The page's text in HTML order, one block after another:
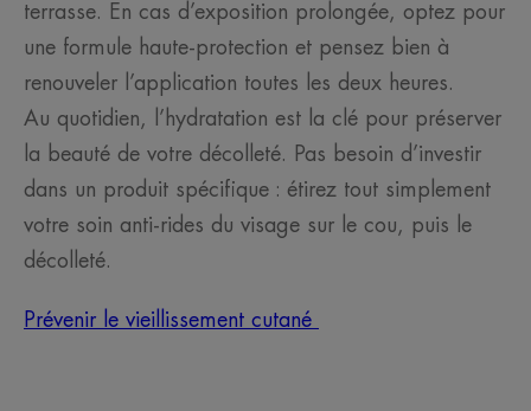
terrasse. En cas d’exposition prolongée, optez pour
une formule haute-protection et pensez bien à
renouveler l’application toutes les deux heures.
Au quotidien, l’hydratation est la clé pour préserver
la beauté de votre décolleté. Pas besoin d’investir
dans un produit spécifique : étirez tout simplement
votre soin anti-rides du visage sur le cou, puis le
décolleté.
Prévenir le vieillissement cutané